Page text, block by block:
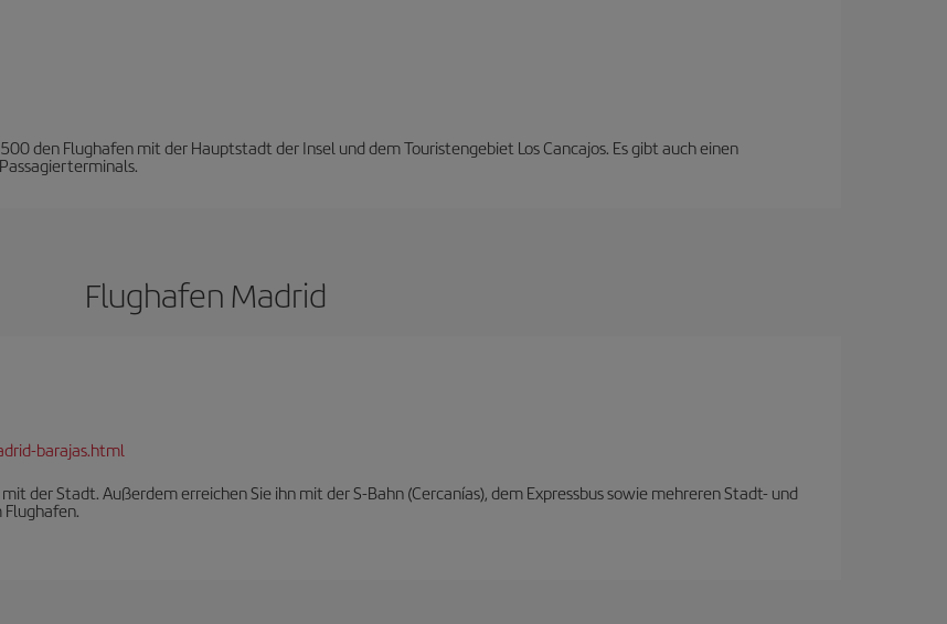
den Flughafen mit der Hauptstadt der Insel und dem Touristengebiet Los Cancajos. Es gibt auch einen
Flughafen Madrid
barajas.html
der Stadt. Außerdem erreichen Sie ihn mit der S-Bahn (Cercanías), dem Expressbus sowie mehreren Stadt- und
Flughafen.